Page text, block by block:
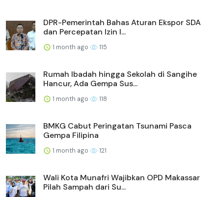
DPR-Pemerintah Bahas Aturan Ekspor SDA
dan Percepatan Izin I...
1 month ago 115
Rumah Ibadah hingga Sekolah di Sangihe
Hancur, Ada Gempa Sus...
1 month ago 118
BMKG Cabut Peringatan Tsunami Pasca
Gempa Filipina
1 month ago 121
Wali Kota Munafri Wajibkan OPD Makassar
Pilah Sampah dari Su...